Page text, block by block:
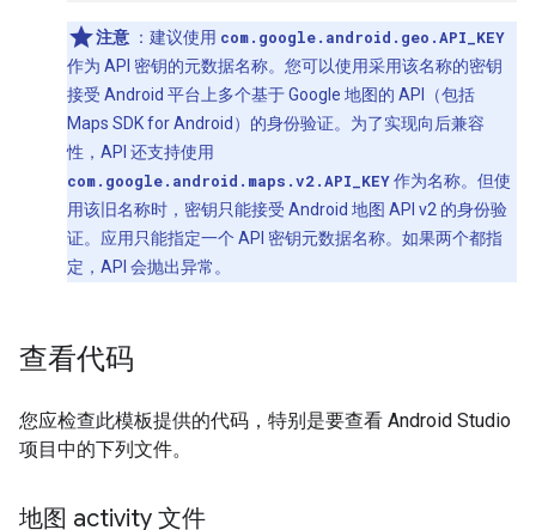
注意 ：建议使用 com.google.android.geo.API_KEY
作为 API 密钥的元数据名称。您可以使用采用该名称的密钥
接受 Android 平台上多个基于 Google 地图的 API（包括
Maps SDK for Android）的身份验证。为了实现向后兼容
性，API 还支持使用
com.google.android.maps.v2.API_KEY作为名称。但使
用该旧名称时，密钥只能接受 Android 地图 API v2 的身份验
证。应用只能指定一个 API 密钥元数据名称。如果两个都指
定，API 会抛出异常。
查看代码
您应检查此模板提供的代码，特别是要查看 Android Studio
项目中的下列文件。
地图 activity 文件